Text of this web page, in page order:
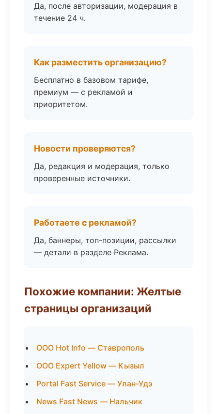
Да, после авторизации, модерация в
течение 24 ч.
Как разместить организацию?
Бесплатно в базовом тарифе,
премиум — с рекламой и
приоритетом.
Новости проверяются?
Да, редакция и модерация, только
проверенные источники.
Работаете с рекламой?
Да, баннеры, топ-позиции, рассылки
— детали в разделе Реклама.
Похожие компании: Желтые
страницы организаций
ООО Hot Info — Ставрополь
ООО Expert Yellow — Кызыл
Portal Fast Service — Улан-Удэ
News Fast News — Нальчик